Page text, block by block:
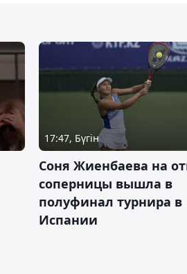
17:47, Бүгін
Соня Жиенбаева на
соперницы вышла в
полуфинал турнира в
Испании